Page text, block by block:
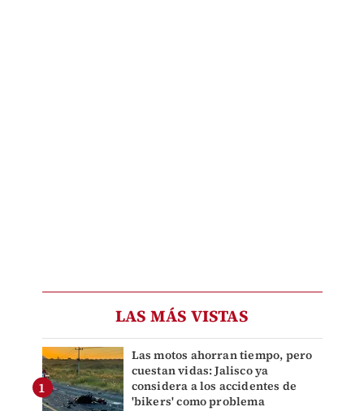
LAS MÁS VISTAS
Las motos ahorran tiempo, pero
cuestan vidas: Jalisco ya
considera a los accidentes de
'bikers' como problema